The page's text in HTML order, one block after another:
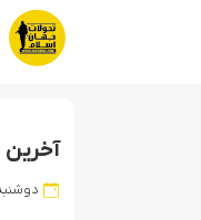
آخرین
دوشنبه ۹ اسفند ۱۴۰۰ -